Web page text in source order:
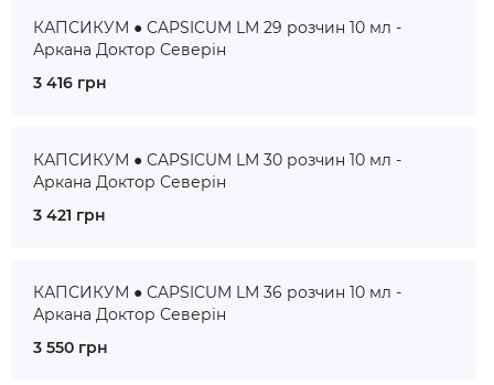
КАПСИКУМ ● CAPSICUM LM 29 розчин 10 мл -
Аркана Доктор Северін
3 416 грн
КАПСИКУМ ● CAPSICUM LM 30 розчин 10 мл -
Аркана Доктор Северін
3 421 грн
КАПСИКУМ ● CAPSICUM LM 36 розчин 10 мл -
Аркана Доктор Северін
3 550 грн